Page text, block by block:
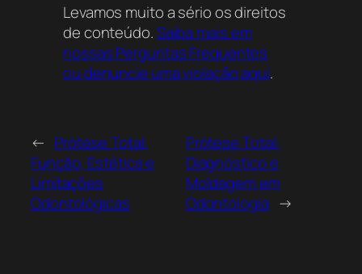
Levamos muito a sério os direitos
de conteúdo.Saiba mais em
nossas Perguntas Frequentes
ou denuncie uma violação aqui.
← Prótese Total:
Função, Estética e
Limitações
Odontológicas
Prótese Total:
Diagnóstico e
Moldagem em
Odontologia →